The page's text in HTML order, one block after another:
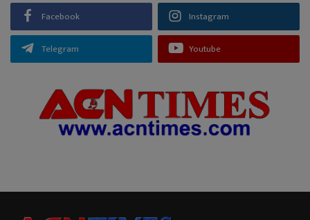
Facebook Instagram
Telegram Youtube